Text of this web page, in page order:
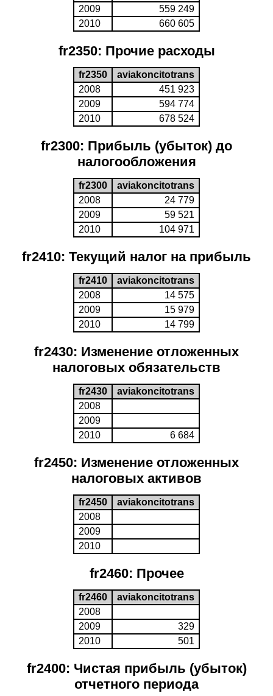
2009
559 249
2010
660 605
fr2350: Прочие расходы
fr2350
aviakoncitotrans
2008
451 923
2009
594 774
2010
678 524
fr2300: Прибыль (убыток) до
налогообложения
fr2300
aviakoncitotrans
2008
24 779
2009
59 521
2010
104 971
fr2410: Текущий налог на прибыль
fr2410
aviakoncitotrans
2008
14 575
2009
15 979
2010
14 799
fr2430: Изменение отложенных
налоговых обязательств
fr2430
aviakoncitotrans
2008
2009
2010
6 684
fr2450: Изменение отложенных
налоговых активов
fr2450
aviakoncitotrans
2008
2009
2010
fr2460: Прочее
fr2460
aviakoncitotrans
2008
2009
329
2010
501
fr2400: Чистая прибыль (убыток)
отчетного периода